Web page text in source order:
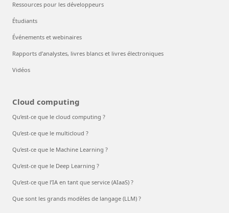
Ressources pour les développeurs
Étudiants
Événements et webinaires
Rapports d’analystes, livres blancs et livres électroniques
Vidéos
Cloud computing
Qu’est-ce que le cloud computing ?
Qu’est-ce que le multicloud ?
Qu’est-ce que le Machine Learning ?
Qu’est-ce que le Deep Learning ?
Qu’est-ce que l’IA en tant que service (AIaaS) ?
Que sont les grands modèles de langage (LLM) ?